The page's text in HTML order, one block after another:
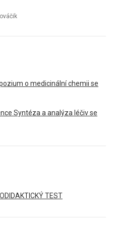
o medicinální chemii se
Syntéza a analýza léčiv se
TEST